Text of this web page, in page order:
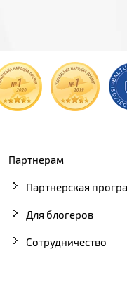
Партнерам
Партнерская
Для блогеров
Сотрудничество